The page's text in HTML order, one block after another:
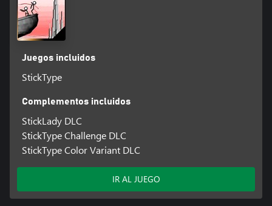
Juegos incluidos
StickType
Complementos incluidos
StickLady DLC
StickType Challenge DLC
StickType Color Variant DLC
IR AL JUEGO